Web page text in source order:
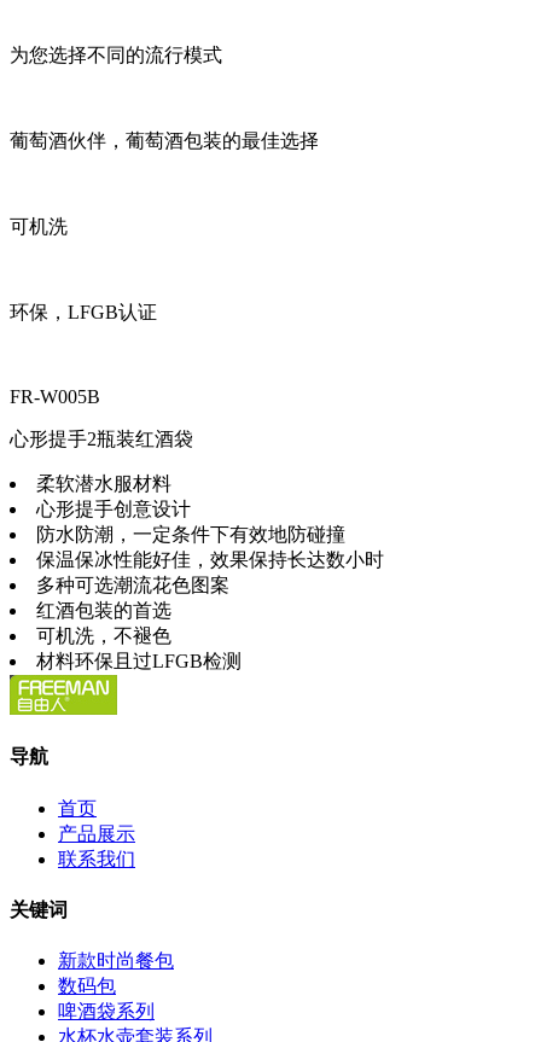
为您选择不同的流行模式
葡萄酒伙伴，葡萄酒包装的最佳选择
可机洗
环保，LFGB认证
FR-W005B
心形提手2瓶装红酒袋
柔软潜水服材料
心形提手创意设计
防水防潮，一定条件下有效地防碰撞
保温保冰性能好佳，效果保持长达数小时
多种可选潮流花色图案
红酒包装的首选
可机洗，不褪色
材料环保且过LFGB检测
导航
首页
产品展示
联系我们
关键词
新款时尚餐包
数码包
啤酒袋系列
水杯水壶套装系列